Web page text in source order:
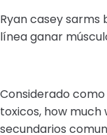
Ryan casey
línea ganar
Considerado
toxicos, how much
secundarios